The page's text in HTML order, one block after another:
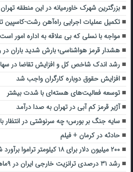
بزرگترین شهرک خاورمیانه در این منطقه
تکمیل عملیات اجرایی راه‌آهن رشت-کاسپین
مواجه با نسلی که بی علاقه به اداره امور است
هشدار قرمز هواشناسی؛ بارش شدید باران در
رشد اندک شاخص کل و افزایش تقاضا در
افزایش حقوق دوباره کارگران واجب شد
توسعه فعالیت‌‌های هسته‌ای با شدت بیشتر
آژیر قرمز کم آبی در تهران به صدا درآمد
سایه جنگ بر بورس؛ چه سرنوشتی در انتظار
حادثه در کرمان + فیلم
۲۰۰ میلیون دلار برای ۱۸ کیلومتر تراموا برآورد شده است
رشد ۳۱ درصدی ترانزیت خارجی ایران در ۹ماهه امسال